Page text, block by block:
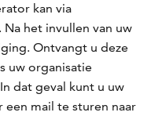
kan via
. Na het invullen van uw
Ontvangt u deze
uw organisatie
dat geval kunt u uw
mail te sturen naar